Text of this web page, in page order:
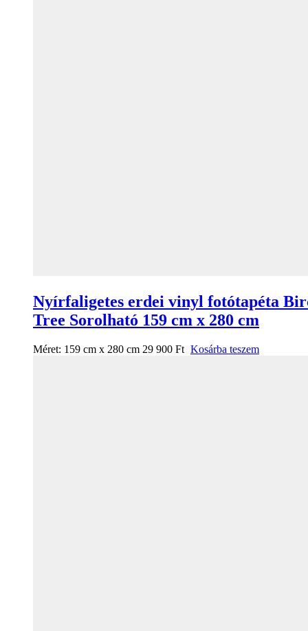
Nyírfaligetes erdei vinyl fotótapéta
Tree Sorolható 159 cm x 280 cm
Méret: 159 cm x 280 cm 29 900 Ft Kosárba teszem